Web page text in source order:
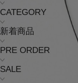
CATEGORY
新着商品
PRE ORDER
SALE